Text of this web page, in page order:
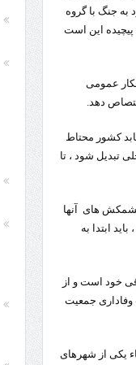
نمین تسریع شود
مکمل مرز بین‌المللی
به جنگ با گروه
پیچیده این است
عمومی
دهد.
کشور محتاط
تبدیل شود ، تا
کشمکش های آنها
ابتدا به
خود است و از
جمعیت
یکی از شهرهای